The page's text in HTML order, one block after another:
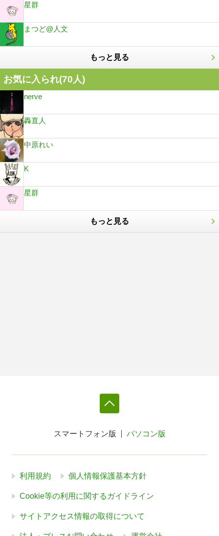
星群
まつど@人文
もっと見る
お気に入られ(70人)
nerve
轟直人
中原れい
K
星群
もっと見る
スマートフォン版 パソコン版
利用規約 個人情報保護基本方針
Cookie等の利用に関するガイドライン
サイトアクセス情報の取得について